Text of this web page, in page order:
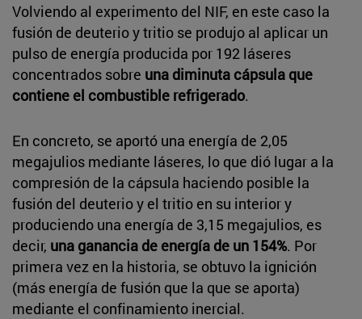
Volviendo al experimento del NIF, en este caso la
fusión de deuterio y tritio se produjo al aplicar un
pulso de energía producida por 192 láseres
concentrados sobre una diminuta cápsula que
contiene el combustible refrigerado.
En concreto, se aportó una energía de 2,05
megajulios mediante láseres, lo que dió lugar a la
compresión de la cápsula haciendo posible la
fusión del deuterio y el tritio en su interior y
produciendo una energía de 3,15 megajulios, es
decir, una ganancia de energía de un 154%. Por
primera vez en la historia, se obtuvo la ignición
(más energía de fusión que la que se aporta)
mediante el confinamiento inercial.